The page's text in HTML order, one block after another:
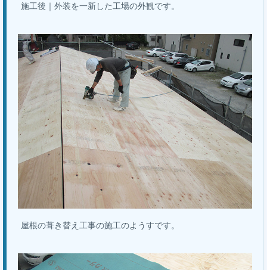
施工後｜外装を一新した工場の外観です。
屋根の葺き替え工事の施工のようすです。